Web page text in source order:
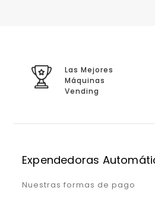
Las Mejores
Máquinas
Vending
Expendedoras
Nuestras formas de pago